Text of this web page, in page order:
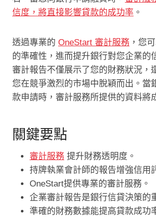
信度，將直接影響貸款的成功率 。
透過專業的 OneStart 審計服務 ，您
的準確性，進而提升銀行對您企業的
審計報告不僅展示了您的財務狀況，
您在競爭激烈的市場中脫穎而出。當
款申請時，審計服務所提供的資料將
關鍵要點
審計服務 提升財務透明度。
持牌執業會計師的報告增強信用
OneStart提供專業的審計服務。
企業審計報告是銀行信貸決策的
準確的財務數據能提高貸款成功